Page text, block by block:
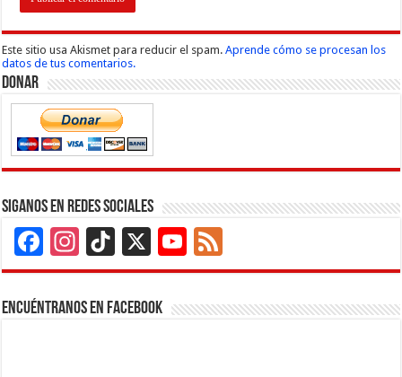
Este sitio usa Akismet para reducir el spam.Aprende cómo se procesan los
datos de tus comentarios.
Donar
Siganos en Redes Sociales
Facebook
Instagram
TikTok
X
YouTube
Channel
Encuéntranos en Facebook